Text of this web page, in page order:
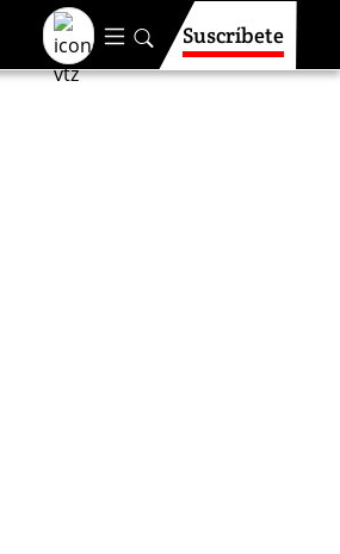
Suscríbete